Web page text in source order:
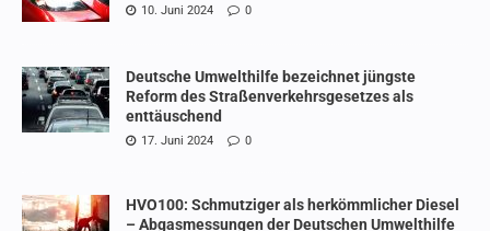
10. Juni 2024 0
Deutsche Umwelthilfe bezeichnet jüngste
Reform des Straßenverkehrsgesetzes als
enttäuschend
17. Juni 2024 0
HVO100: Schmutziger als herkömmlicher Diesel
– Abgasmessungen der Deutschen Umwelthilfe